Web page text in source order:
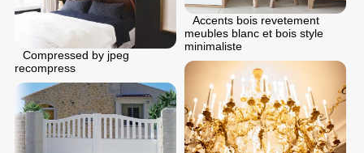
Accents bois revetement
meubles blanc et bois style
minimaliste
Compressed by jpeg
recompress